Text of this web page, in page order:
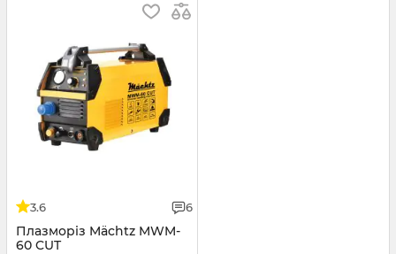
3.6 6
Плазморіз Mächtz MWM-
60 CUT